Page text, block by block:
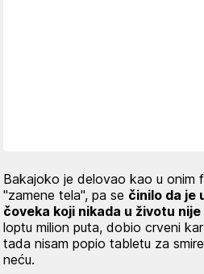
Bakajoko je delovao kao u onim
"zamene tela", pa se činilo da je
čoveka koji nikada u životu
loptu milion puta, dobio crveni
tada nisam popio tabletu za
neću.